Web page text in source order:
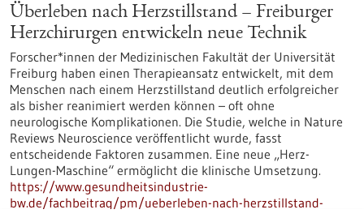
Überleben nach Herzstillstand – Freiburger
Herzchirurgen entwickeln neue Technik
Forscher*innen der Medizinischen Fakultät der Universität
Freiburg haben einen Therapieansatz entwickelt, mit dem
Menschen nach einem Herzstillstand deutlich erfolgreicher
als bisher reanimiert werden können – oft ohne
neurologische Komplikationen. Die Studie, welche in Nature
Reviews Neuroscience veröffentlicht wurde, fasst
entscheidende Faktoren zusammen. Eine neue „Herz-
Lungen-Maschine“ ermöglicht die klinische Umsetzung.
https://www.gesundheitsindustrie-
bw.de/fachbeitrag/pm/ueberleben-nach-herzstillstand-